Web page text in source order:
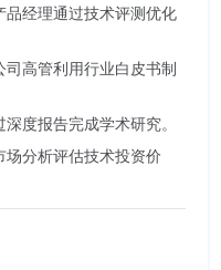
品经理通过技术评测优化
司高管利用行业白皮书制
度报告完成学术研究。
场分析评估技术投资价